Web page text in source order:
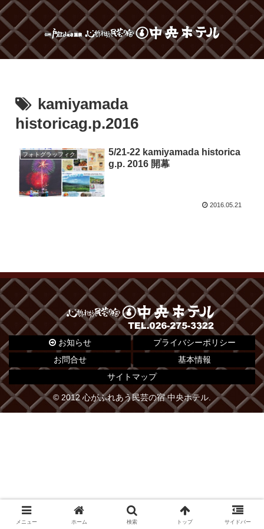
kamiyamada
historicag.p.2016
フォトグラッフィク
5/21-22 kamiyamada historica
g.p. 2016 開幕
2016.05.21
お知らせ
プライバシーポリシー
お問合せ
基本情報
サイトマップ
© 2012 心がふれあう民芸の宿 中央ホテル.
メニュー ホーム 検索 トップ サイドバー